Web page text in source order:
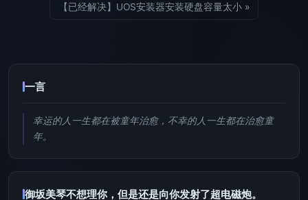
【已经解决】UOS安装器安装硬盘容量太小 »
一言
幸运的人一生都在被童年治愈，不幸的人一生都在治愈童
年。
御坂美琴不想理你，但是还是向你发射了超电磁炮。